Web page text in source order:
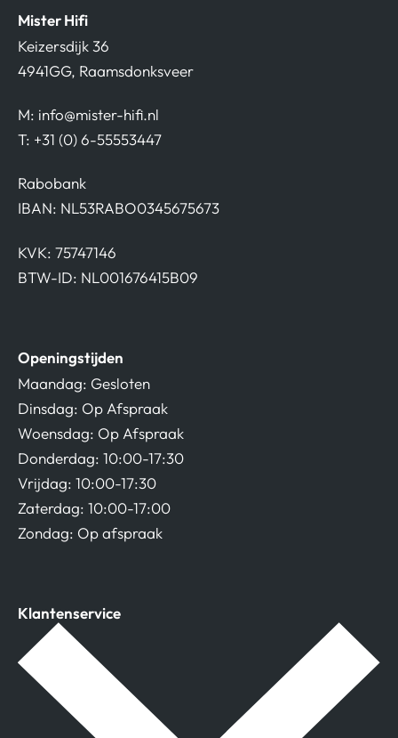
Mister Hifi
Keizersdijk 36
4941GG, Raamsdonksveer
M: info@mister-hifi.nl
T: +31 (0) 6-55553447
Rabobank
IBAN: NL53RABO0345675673
KVK: 75747146
BTW-ID: NL001676415B09
Openingstijden
Maandag: Gesloten
Dinsdag: Op Afspraak
Woensdag: Op Afspraak
Donderdag: 10:00-17:30
Vrijdag: 10:00-17:30
Zaterdag: 10:00-17:00
Zondag: Op afspraak
Klantenservice